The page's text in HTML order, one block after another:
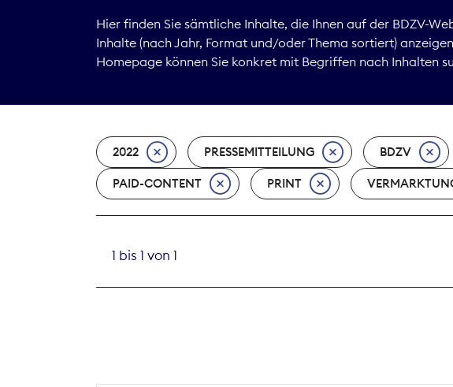
Service
Hier finden Sie sämtliche Inhalte, die Ihnen auf der BDZV-
Inhalte (nach Jahr, Format und/oder Thema sortiert)
Homepage können Sie konkret mit Begriffen nach Inhalten
2022 PRESSEMITTEILUNG BDZV
PAID-CONTENT PRINT
1 bis 1 von 1